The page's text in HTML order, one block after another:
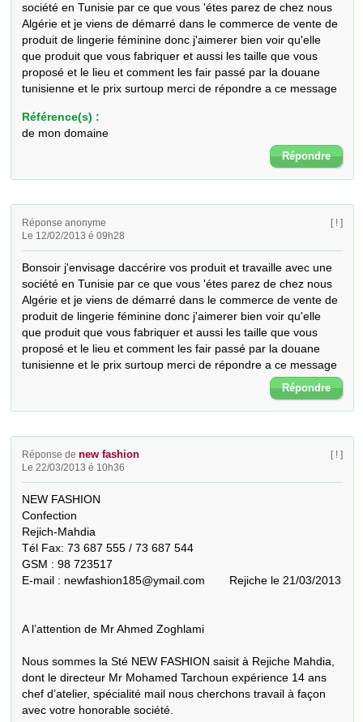
société en Tunisie par ce que vous 'étes parez de chez nous
Algérie et je viens de démarré dans le commerce de vente de
produit de lingerie féminine donc j'aimerer bien voir qu'elle
que produit que vous fabriquer et aussi les taille que vous
proposé et le lieu et comment les fair passé par la douane
tunisienne et le prix surtoup merci de répondre a ce message
Référence(s) :
de mon domaine
Répondre
Réponse anonyme
Le 12/02/2013 é 09h28
[ ! ]
Bonsoir j'envisage daccérire vos produit et travaille avec une
société en Tunisie par ce que vous 'étes parez de chez nous
Algérie et je viens de démarré dans le commerce de vente de
produit de lingerie féminine donc j'aimerer bien voir qu'elle
que produit que vous fabriquer et aussi les taille que vous
proposé et le lieu et comment les fair passé par la douane
tunisienne et le prix surtoup merci de répondre a ce message
Répondre
Réponse denew fashion
Le 22/03/2013 é 10h36
[ ! ]
NEW FASHION
Confection
Rejich-Mahdia
Tél Fax: 73 687 555 / 73 687 544
GSM : 98 723517
E-mail : newfashion185@ymail.com	Rejiche le 21/03/2013
A l’attention de Mr Ahmed Zoghlami
Nous sommes la Sté NEW FASHION saisit à Rejiche Mahdia,
dont le directeur Mr Mohamed Tarchoun expérience 14 ans
chef d’atelier, spécialité mail nous cherchons travail à façon
avec votre honorable société.